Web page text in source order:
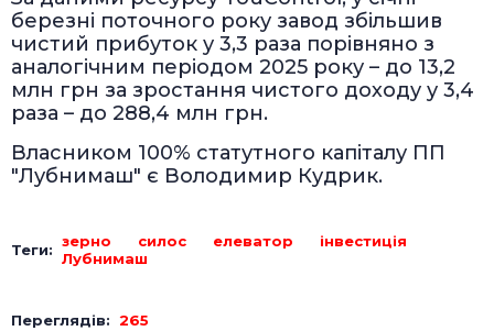
березні поточного року завод збільшив
чистий прибуток у 3,3 раза порівняно з
аналогічним періодом 2025 року – до 13,2
млн грн за зростання чистого доходу у 3,4
раза – до 288,4 млн грн.
Власником 100% статутного капіталу ПП
"Лубнимаш" є Володимир Кудрик.
Теги: зерно силос елеватор
інвестиція
Лубнимаш
Переглядів: 265